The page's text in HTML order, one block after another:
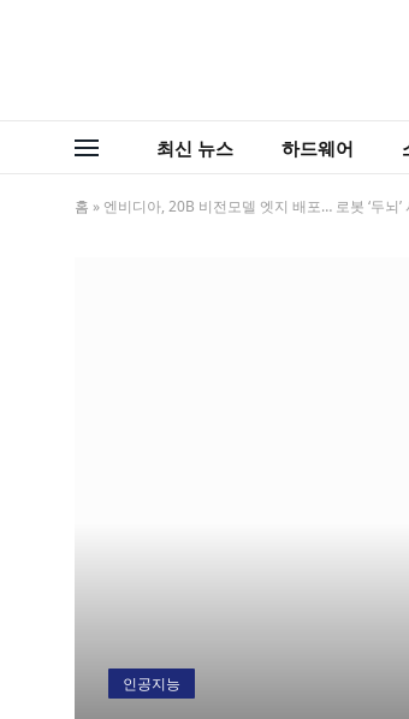
최신 뉴스 하드웨어
홈 » 엔비디아, 20B 비전모델 엣지 배포… 로봇 ‘두뇌’
인공지능